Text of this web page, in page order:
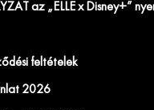
az „ELLE x Disney+”
feltételek
2026